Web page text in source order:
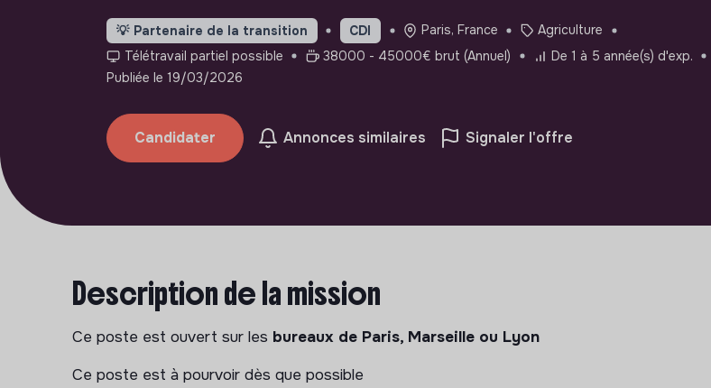
💡 Partenaire de la transition CDI Paris, France
Agriculture
Télétravail partiel possible
38000 - 45000€ brut (Annuel)
De 1 à 5 année(s) d'exp.
Publiée le 19/03/2026
Candidater Annonces similaires Signaler l'offre
Description de la mission
Ce poste est ouvert sur les bureaux de Paris, Marseille ou Lyon
Ce poste est à pourvoir dès que possible